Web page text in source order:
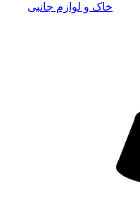
خاک و لوازم جانبی